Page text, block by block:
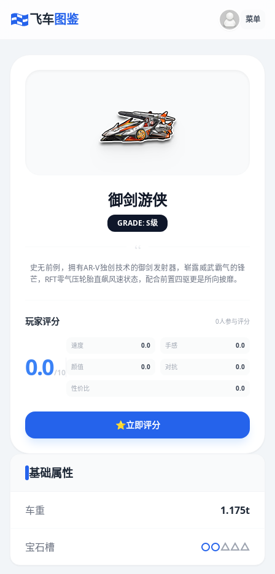
飞车图鉴 菜单
御剑游侠
GRADE: S级
“
史无前例，拥有AR-V独创技术的御剑发射器，崭露威武霸气的锋
芒，RFT零气压轮胎直飙风速状态，配合前置四驱更是所向披靡。
玩家评分 0人参与评分
0.0/10
速度 0.0 手感 0.0
颜值 0.0 对抗 0.0
性价比 0.0
⭐立即评分
基础属性
车重 1.175t
宝石槽
★★★★★★
手感 5.0分
★★ ★ ★
性价比
★★★★★★★★★★